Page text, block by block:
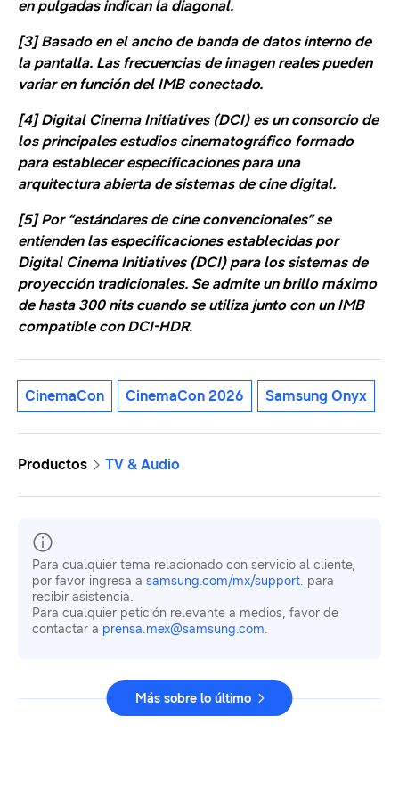
en pulgadas indican la diagonal.
[3] Basado en el ancho de banda de datos interno de
la pantalla. Las frecuencias de imagen reales pueden
variar en función del IMB conectado.
[4] Digital Cinema Initiatives (DCI) es un consorcio de
los principales estudios cinematográfico formado
para establecer especificaciones para una
arquitectura abierta de sistemas de cine digital.
[5] Por “estándares de cine convencionales” se
entienden las especificaciones establecidas por
Digital Cinema Initiatives (DCI) para los sistemas de
proyección tradicionales. Se admite un brillo máximo
de hasta 300 nits cuando se utiliza junto con un IMB
compatible con DCI-HDR.
CinemaCon CinemaCon 2026 Samsung Onyx
Productos TV & Audio
Para cualquier tema relacionado con servicio al cliente,
por favor ingresa a samsung.com/mx/support. para
recibir asistencia.
Para cualquier petición relevante a medios, favor de
contactar a prensa.mex@samsung.com.
Más sobre lo último